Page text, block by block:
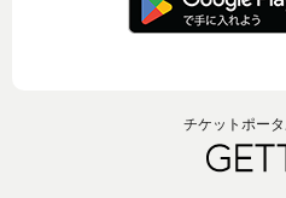
チケットポー